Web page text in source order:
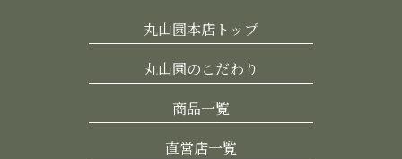
丸山園本店トップ
丸山園のこだわり
商品一覧
直営店一覧